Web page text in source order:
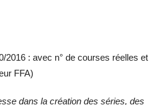
2016 : avec n° de courses réelles et
FFA)
dans la création des séries, des